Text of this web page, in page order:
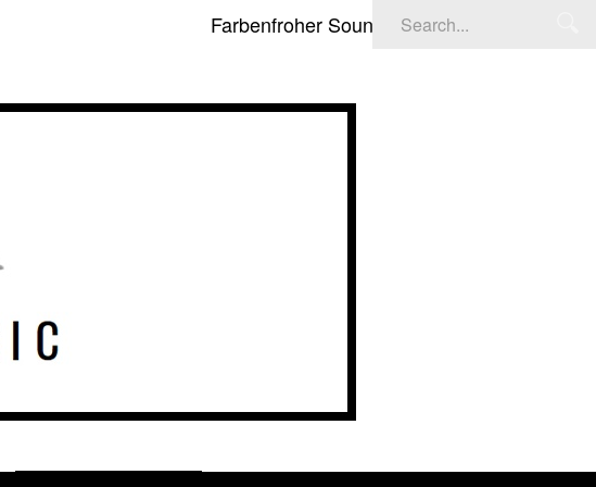
Farbenfroher Soundtrack: Deadpool & Wolverine